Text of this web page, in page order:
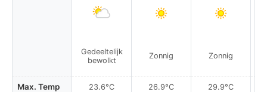
Max. Temp
Gedeeltelijk
bewolkt
23.6°C
Zonnig
26.9°C
Zonnig
29.9°C